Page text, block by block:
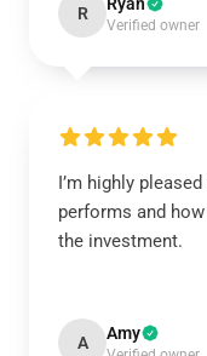
R
Verified owner
I’m highly
performs and
the investment.
A Amy